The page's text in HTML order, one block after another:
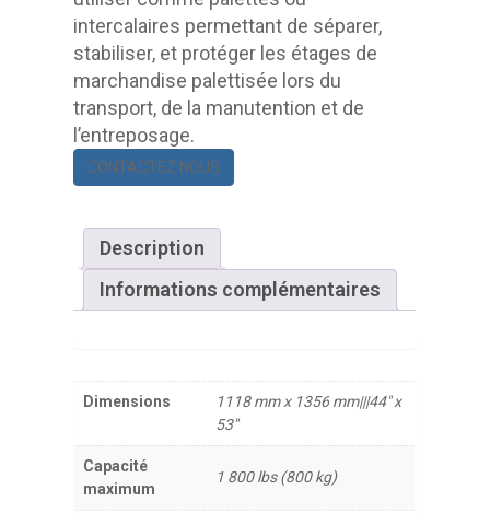
intercalaires permettant de séparer,
stabiliser, et protéger les étages de
marchandise palettisée lors du
transport, de la manutention et de
l’entreposage.
CONTACTEZ NOUS
Description
Informations complémentaires
Dimensions
1118 mm x 1356 mm|||44" x
53"
Capacité
maximum
1 800 lbs (800 kg)